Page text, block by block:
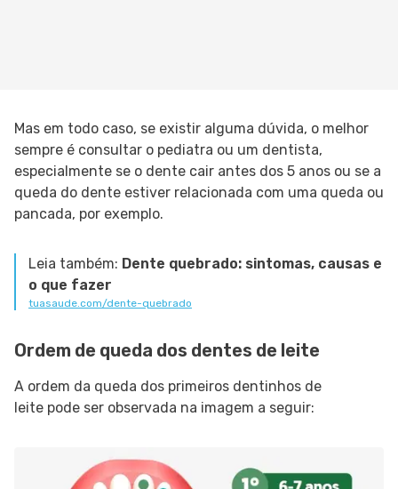
Mas em todo caso, se existir alguma dúvida, o melhor
sempre é consultar o pediatra ou um dentista,
especialmente se o dente cair antes dos 5 anos ou se a
queda do dente estiver relacionada com uma queda ou
pancada, por exemplo.
Leia também: Dente quebrado: sintomas, causas e
o que fazer
tuasaude.com/dente-quebrado
Ordem de queda dos dentes de leite
A ordem da queda dos primeiros dentinhos de
leite pode ser observada na imagem a seguir: